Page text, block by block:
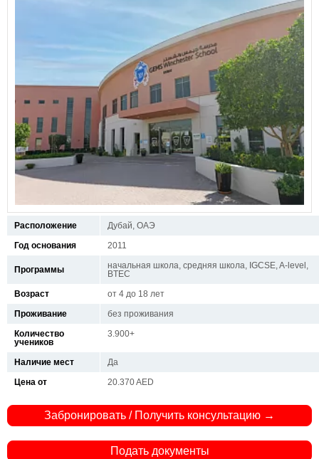
Расположение
Дубай, ОАЭ
Год основания
2011
Программы
начальная школа, средняя школа, IGCSE, A-level,
BTEC
Возраст
от 4 до 18 лет
Проживание
без проживания
Количество
учеников
3.900+
Наличие мест
Да
Цена от
20.370 AED
Забронировать / Получить консультацию →
Подать документы